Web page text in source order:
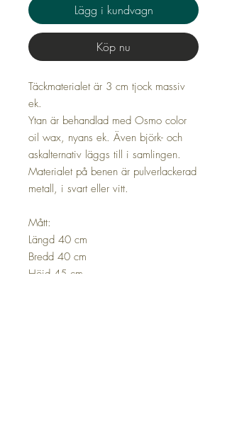
Lägg i kundvagn
Köp nu
Täckmaterialet är 3 cm tjock massiv
ek.
Ytan är behandlad med Osmo color
oil wax, nyans ek. Även björk- och
askalternativ läggs till i samlingen.
Materialet på benen är pulverlackerad
metall, i svart eller vitt.
Mått:
Längd 40 cm
Bredd 40 cm
Höjd 45 cm